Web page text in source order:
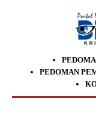
PEDOMAN